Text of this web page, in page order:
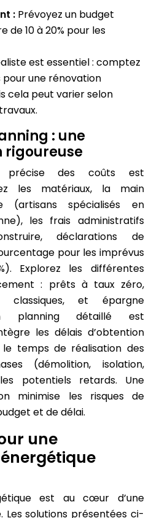
: Prévoyez un budget
de 10 à 20% pour les
est essentiel : comptez
pour une rénovation
cela peut varier selon
: une
précise des coûts est
les matériaux, la main
(artisans spécialisés en
les frais administratifs
déclarations de
pour les imprévus
Explorez les différentes
: prêts à taux zéro,
classiques, et épargne
planning détaillé est
les délais d’obtention
le temps de réalisation des
(démolition, isolation,
potentiels retards. Une
minimise les risques de
et de délai.
une
est au cœur d’une
Les solutions présentées ci-